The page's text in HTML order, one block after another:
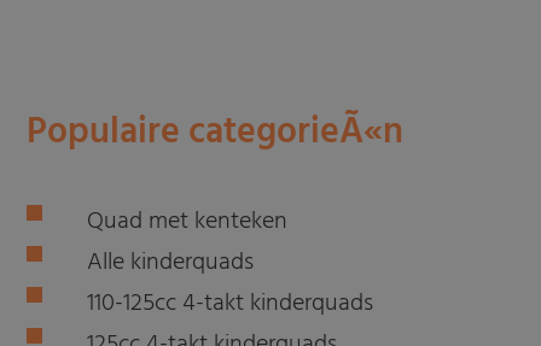
Populaire categorieÃ«n
Quad met kenteken
Alle kinderquads
110-125cc 4-takt kinderquads